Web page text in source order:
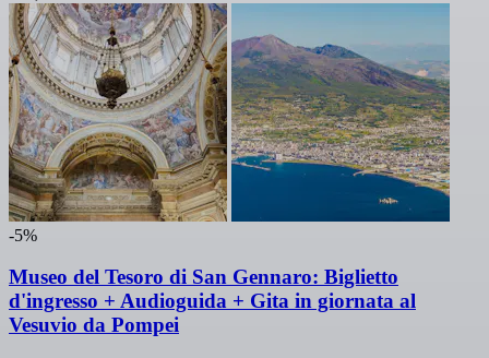
-5%
Museo del Tesoro di San Gennaro: Biglietto
d'ingresso + Audioguida + Gita in giornata al
Vesuvio da Pompei